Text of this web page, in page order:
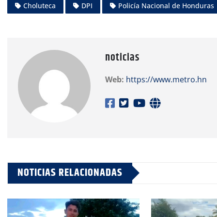
Choluteca DPI Policía Nacional de Honduras
noticias
Web: https://www.metro.hn
NOTICIAS RELACIONADAS